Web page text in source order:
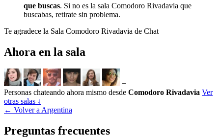
que buscas. Si no es la sala Comodoro Rivadavia que
buscabas, retirate sin problema.
Te agradece la Sala Comodoro Rivadavia de Chat
Ahora en la sala
+
Personas chateando ahora mismo desde Comodoro Rivadavia Ver
otras salas ↓
← Volver a Argentina
Preguntas frecuentes